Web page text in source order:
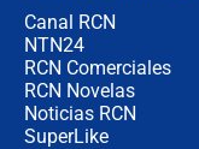
Canal RCN
NTN24
RCN Comerciales
RCN Novelas
Noticias RCN
SuperLike